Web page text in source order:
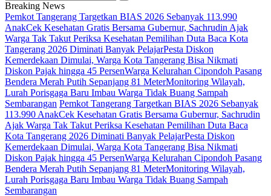
Breaking News
Pemkot Tangerang Targetkan BIAS 2026 Sebanyak 113.990
AnakCek Kesehatan Gratis Bersama Gubernur, Sachrudin Ajak
Warga Tak Takut Periksa Kesehatan Pemilihan Duta Baca Kota
Tangerang 2026 Diminati Banyak PelajarPesta Diskon
Kemerdekaan Dimulai, Warga Kota Tangerang Bisa Nikmati
Diskon Pajak hingga 45 PersenWarga Kelurahan Cipondoh Pasang
Bendera Merah Putih Sepanjang 81 MeterMonitoring Wilayah,
Lurah Porisgaga Baru Imbau Warga Tidak Buang Sampah
Sembarangan Pemkot Tangerang Targetkan BIAS 2026 Sebanyak
113.990 AnakCek Kesehatan Gratis Bersama Gubernur, Sachrudin
Ajak Warga Tak Takut Periksa Kesehatan Pemilihan Duta Baca
Kota Tangerang 2026 Diminati Banyak PelajarPesta Diskon
Kemerdekaan Dimulai, Warga Kota Tangerang Bisa Nikmati
Diskon Pajak hingga 45 PersenWarga Kelurahan Cipondoh Pasang
Bendera Merah Putih Sepanjang 81 MeterMonitoring Wilayah,
Lurah Porisgaga Baru Imbau Warga Tidak Buang Sampah
Sembarangan